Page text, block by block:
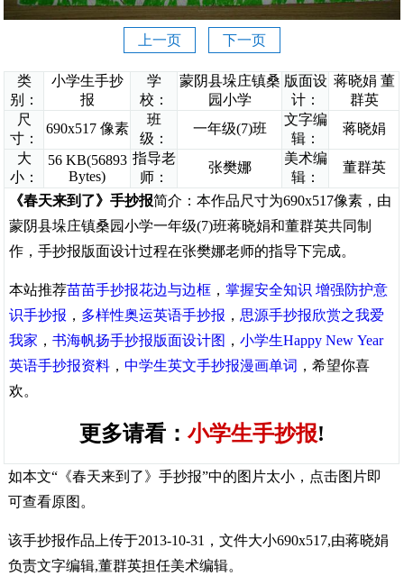
上一页 下一页
类
别：
小学生手抄
报
学
校：
蒙阴县垛庄镇桑
园小学
版面设
计：
蒋晓娟 董
群英
尺
寸：
690x517 像素
班
级：
一年级(7)班
文字编
辑：
蒋晓娟
大
小：
56 KB(56893
Bytes)
指导老
师：
张樊娜
美术编
辑：
董群英
《春天来到了》手抄报简介：本作品尺寸为690x517像素，由
蒙阴县垛庄镇桑园小学一年级(7)班蒋晓娟和董群英共同制
作，手抄报版面设计过程在张樊娜老师的指导下完成。
本站推荐苗苗手抄报花边与边框 ，掌握安全知识 增强防护意
识手抄报 ， 多样性奥运英语手抄报 ，思源手抄报欣赏之我爱
我家 ，书海帆扬手抄报版面设计图 ，小学生Happy New Year
英语手抄报资料 ，中学生英文手抄报漫画单词 ，希望你喜
欢。
更多请看： 小学生手抄报!
如本文“《春天来到了》手抄报”中的图片太小，点击图片即
可查看原图。
该手抄报作品上传于2013-10-31，文件大小690x517,由蒋晓娟
负责文字编辑,董群英担任美术编辑。